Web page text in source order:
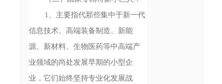
1、主要指代那些集中于新一代
信息技术、高端装备制造、新能
源、新材料、生物医药等中高端产
业领域的尚处发展早期的小型企
业，它们始终坚持专业化发展战